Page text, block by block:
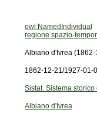
owl:NamedIndividual
regione spazio-
Albiano d'Ivrea
1862-12-21/1927-01-
Sistat. Sistema
Albiano d'Ivrea